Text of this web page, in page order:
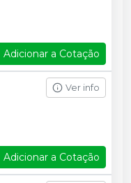
Adicionar a Cotação
Ver info
Adicionar a Cotação